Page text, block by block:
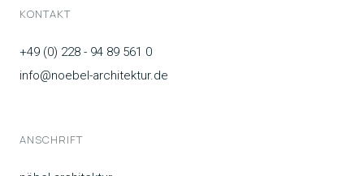
KONTAKT
+49 (0) 228 - 94 89 561 0
info@noebel-architektur.de
ANSCHRIFT